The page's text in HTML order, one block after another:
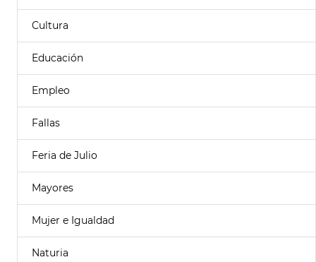
Cultura
Educación
Empleo
Fallas
Feria de Julio
Mayores
Mujer e Igualdad
Naturia